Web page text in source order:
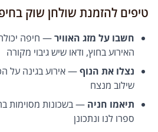
טיפים להזמנת שולחן שוק
חשבו על מזג האוויר— חיפה
האירוע בחוץ, ודאו שיש גיבוי מקורה
נצלו את הנוף— אירוע בגינה על
שילוב מנצח
תיאמו חניה — בשכונות מסוימות
ספרו לנו ונתכונן